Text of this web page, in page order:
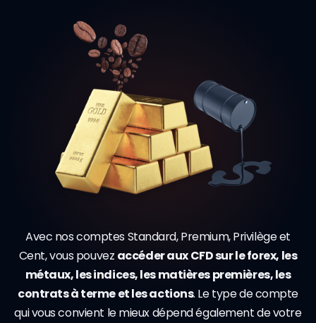
Avec nos comptes Standard, Premium, Privilège et
Cent, vous pouvez accéder aux CFD sur le forex, les
métaux, les indices, les matières premières, les
contrats à terme et les actions. Le type de compte
qui vous convient le mieux dépend également de votre